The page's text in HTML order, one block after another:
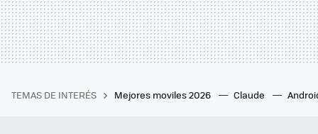
TEMAS DE INTERÉS Mejores moviles 2026 Claude